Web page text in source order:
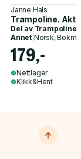
Janne Hals
Trampoline.
Del av Trampoline
Annet| Norsk,
179,-
Nettlager
Klikk&Hent